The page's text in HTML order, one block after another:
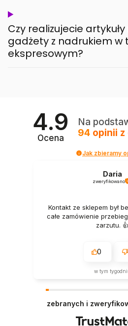
Czy realizujecie
gadżety z nadrukiem w
ekspresowym?
4.9
Ocena
Na
94 opinii z
Jak zbieramy
Daria
zweryfikowano
Kontakt ze sklepem był
całe zamówienie
zarzutu.
0
w tym
zebranych i